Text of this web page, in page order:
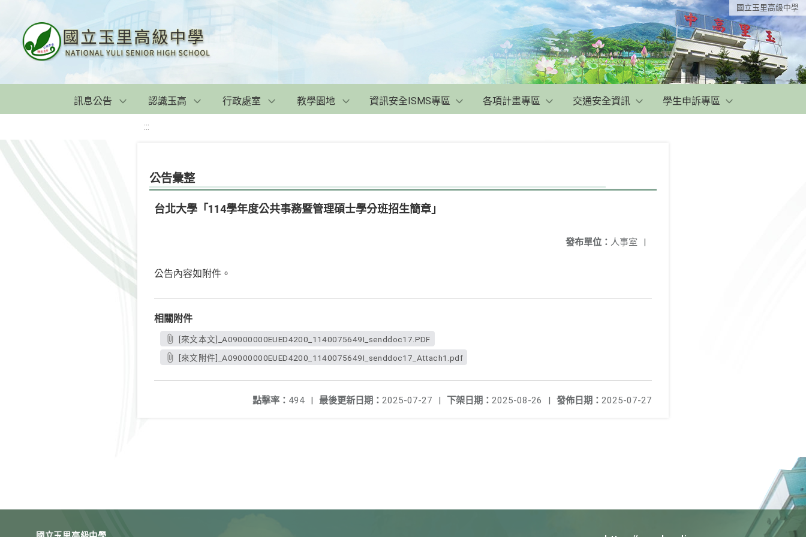
國立玉里高級中學
訊息公告 認識玉高 行政處室 教學園地 資訊安全ISMS專區 各項計畫專區 交通安全資訊 學生申訴專區
:::
公告彙整
台北大學「114學年度公共事務暨管理碩士學分班招生簡章」
發布單位： 人事室 |
公告內容如附件。
相關附件
[來文本文]_A09000000EUED4200_1140075649I_senddoc17.PDF
[來文附件]_A09000000EUED4200_1140075649I_senddoc17_Attach1.pdf
發佈日期： 2025-07-27
下架日期： 2025-08-26 |
最後更新日期： 2025-07-27 |
點擊率： 494 |